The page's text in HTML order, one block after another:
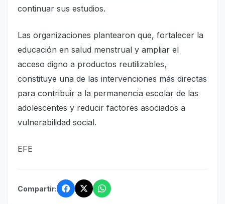
continuar sus estudios.
Las organizaciones plantearon que, fortalecer la
educación en salud menstrual y ampliar el
acceso digno a productos reutilizables,
constituye una de las intervenciones más directas
para contribuir a la permanencia escolar de las
adolescentes y reducir factores asociados a
vulnerabilidad social.
EFE
Compartir: